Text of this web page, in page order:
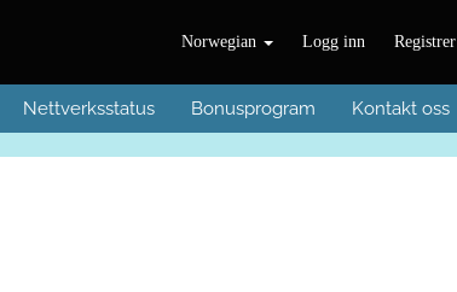
Norwegian Logg inn Registrer
Nettverksstatus Bonusprogram Kontakt oss